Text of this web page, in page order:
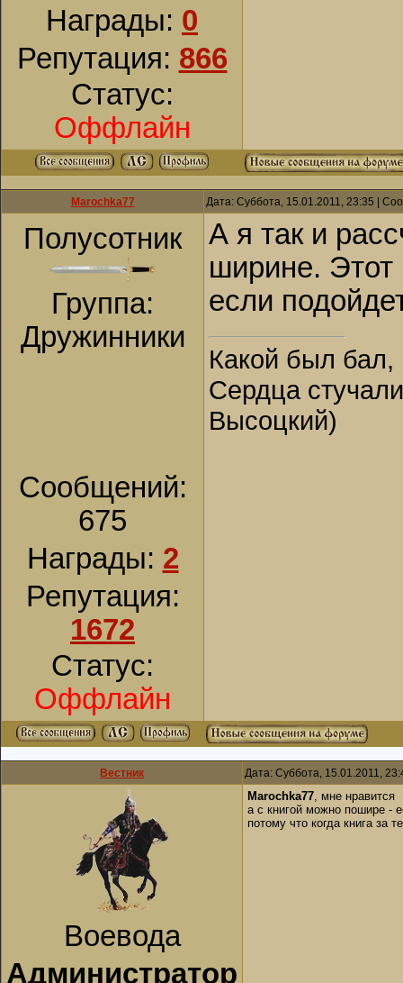
Награды: 0
Репутация: 866
Статус:
Оффлайн
Marochka77 Дата: Суббота, 15.01.2011, 23:35 |
Полусотник
Группа:
Дружинники
Сообщений:
675
Награды: 2
Репутация:
1672
Статус:
Оффлайн
А я так и
ширине. Этот
если
Какой был бал,
Сердца
Высоцкий)
Вестник Дата: Суббота, 15.01.2011,
Воевода
Администратор
Marochka77, мне нравится
а с книгой можно пошире -
потому что когда книга за